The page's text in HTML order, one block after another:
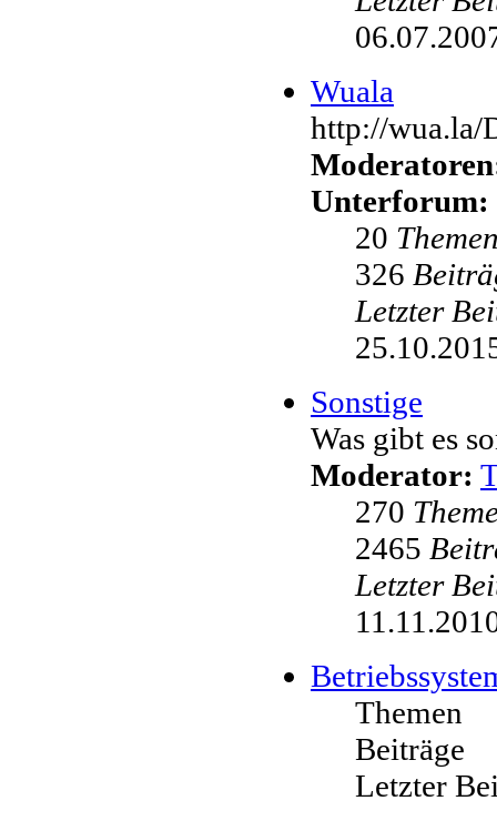
Wuala
http://wua.la/
Unterforum:
20
326
Letzter
Sonstige
Was gibt es
Moderator:
270
2465
Letzter
Themen
Beiträge
Letzter